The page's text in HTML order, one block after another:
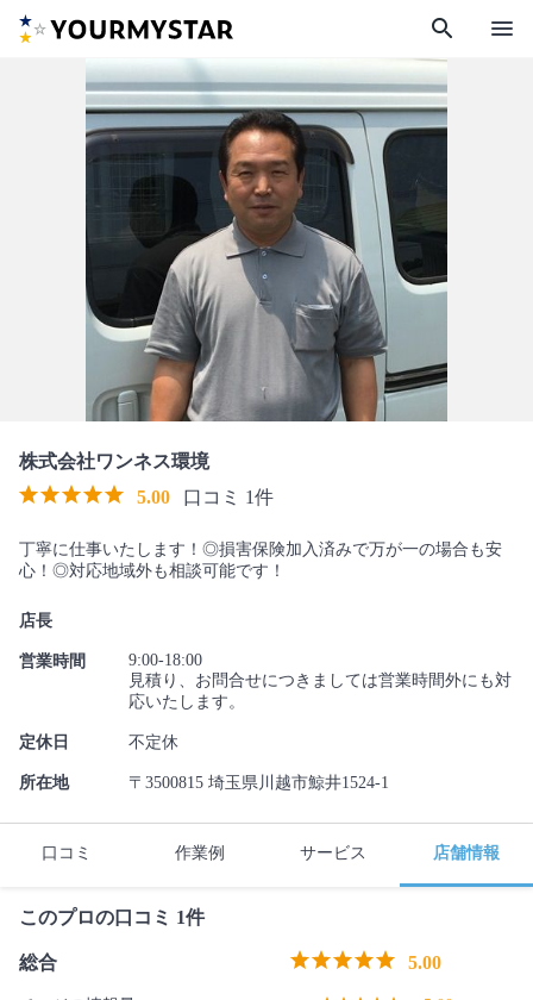
search menu
株式会社ワンネス環境
5.00
口コミ 1件
丁寧に仕事いたします！◎損害保険加入済みで万が一の場合も安
心！◎対応地域外も相談可能です！
店長
営業時間
9:00-18:00
見積り、お問合せにつきましては営業時間外にも対
応いたします。
定休日 不定休
所在地 〒3500815 埼玉県川越市鯨井1524-1
口コミ 作業例 サービス 店舗情報
このプロの口コミ 1件
総合 5.00